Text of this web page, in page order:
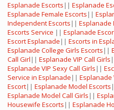
Esplanade Escorts || Esplanade
Esplanade Female Escorts ||
Independent Escorts || Esplanade
Escorts Service || Esplanade
Escort Esplanade || Escorts in
Esplanade College Girls Escorts ||
Call Girl || Esplanade VIP Call Girls
Esplanade VIP Sexy Call Girls ||
Service in Esplanade || Esplanade
Escort|| Esplanade Model Escorts
Esplanade Model Call Girls ||
Housewife Escorts || Esplanade